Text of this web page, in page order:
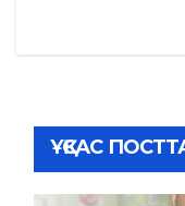
ҰҚСАС